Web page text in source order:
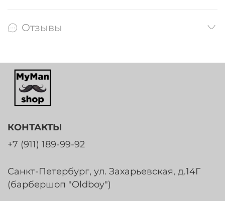
Отзывы
КОНТАКТЫ
+7 (911) 189-99-92
Санкт-Петербург, ул. Захарьевская, д.14Г
(барбершоп "Oldboy")